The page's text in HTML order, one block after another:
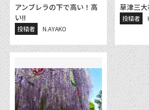
アンブレラの下で高い！高
い!!
投稿者 N.AYAKO
草津三
投稿者